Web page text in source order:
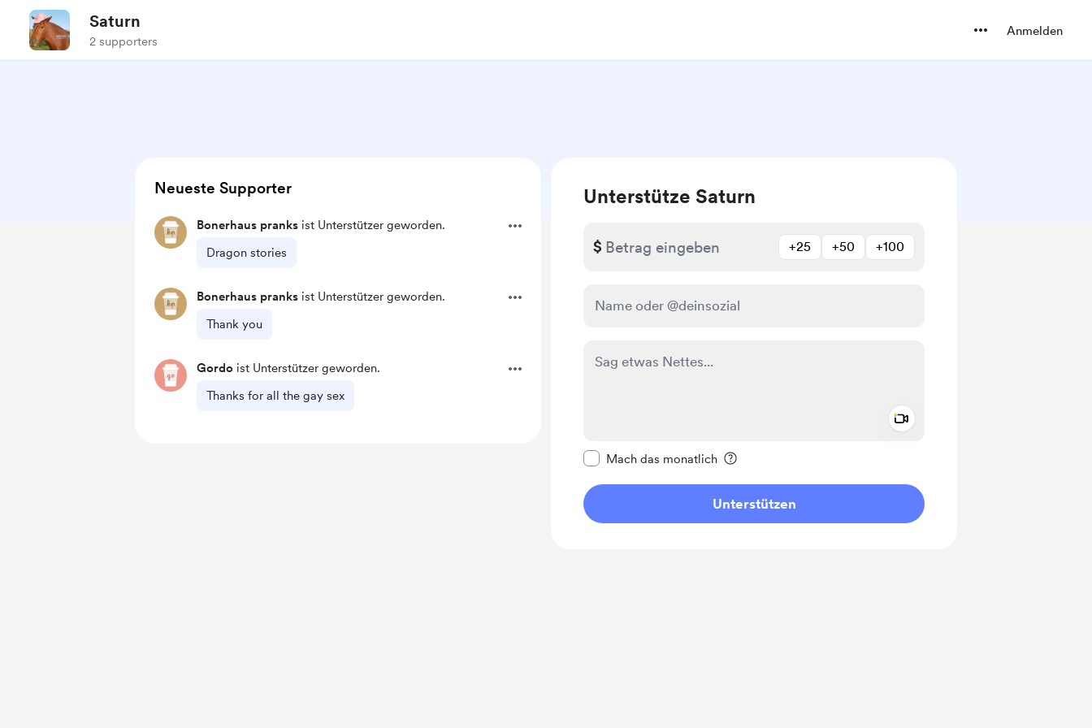
Saturn
2 supporters
Anmelden
Unterstütze Saturn
$ +25 +50 +100
Mach das monatlich
Unterstützen
Neueste Supporter
Bonerhaus pranks ist Unterstützer geworden.
Dragon stories
Bonerhaus pranks ist Unterstützer geworden.
Thank you
Gordo ist Unterstützer geworden.
Thanks for all the gay sex